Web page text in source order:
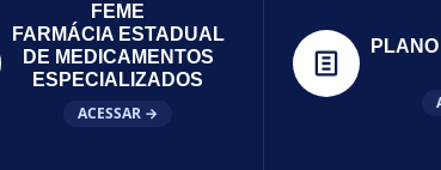
FEME
FARMÁCIA ESTADUAL
DE MEDICAMENTOS
ESPECIALIZADOS
ACESSAR →